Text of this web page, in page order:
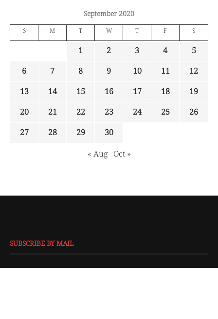
September 2020
S M T W T F S
1 2 3 4
5
6
7 8 9 10 11
12
13
14 15 16 17 18
19
20
21 22 23 24 25
26
27
28 29
30
« Aug Oct »
SUBSCRIBE BY MAIL